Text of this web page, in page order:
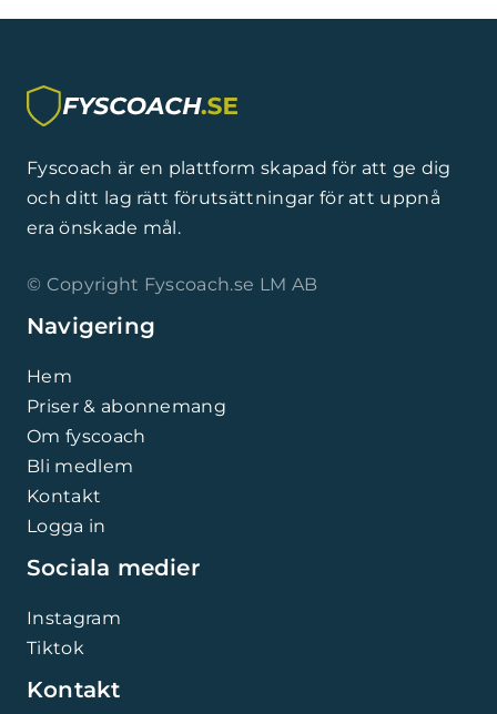
Fyscoach är en plattform skapad för att ge dig
och ditt lag rätt förutsättningar för att uppnå
era önskade mål.
© Copyright Fyscoach.se LM AB
Navigering
Hem
Priser & abonnemang
Om fyscoach
Bli medlem
Kontakt
Logga in
Sociala medier
Instagram
Tiktok
Kontakt